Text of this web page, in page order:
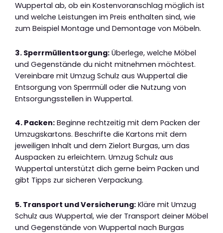
Wuppertal ab, ob ein Kostenvoranschlag möglich ist
und welche Leistungen im Preis enthalten sind, wie
zum Beispiel Montage und Demontage von Möbeln.
3. Sperrmüllentsorgung: Überlege, welche Möbel
und Gegenstände du nicht mitnehmen möchtest.
Vereinbare mit Umzug Schulz aus Wuppertal die
Entsorgung von Sperrmüll oder die Nutzung von
Entsorgungsstellen in Wuppertal.
4. Packen: Beginne rechtzeitig mit dem Packen der
Umzugskartons. Beschrifte die Kartons mit dem
jeweiligen Inhalt und dem Zielort Burgas, um das
Auspacken zu erleichtern. Umzug Schulz aus
Wuppertal unterstützt dich gerne beim Packen und
gibt Tipps zur sicheren Verpackung.
5. Transport und Versicherung: Kläre mit Umzug
Schulz aus Wuppertal, wie der Transport deiner Möbel
und Gegenstände von Wuppertal nach Burgas